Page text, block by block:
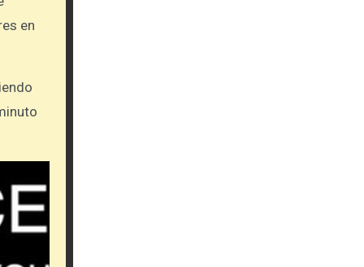
en